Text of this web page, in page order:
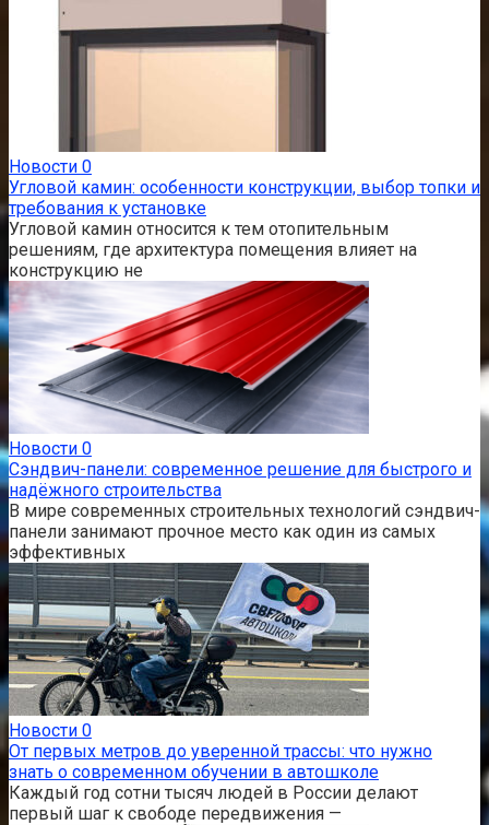
Новости 0
Угловой камин: особенности конструкции, выбор топки и
требования к установке
Угловой камин относится к тем отопительным
решениям, где архитектура помещения влияет на
конструкцию не
Новости 0
Сэндвич-панели: современное решение для быстрого и
надёжного строительства
В мире современных строительных технологий сэндвич-
панели занимают прочное место как один из самых
эффективных
Новости 0
От первых метров до уверенной трассы: что нужно
знать о современном обучении в автошколе
Каждый год сотни тысяч людей в России делают
первый шаг к свободе передвижения —